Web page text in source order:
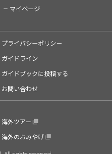
マイページ
プライバシーポリシー
ガイドライン
ガイドブックに投稿する
お問い合わせ
海外ツアー
海外のおみやげ